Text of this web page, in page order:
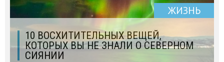
ЖИЗНЬ
10 ВОСХИТИТЕЛЬНЫХ ВЕЩЕЙ,
КОТОРЫХ ВЫ НЕ ЗНАЛИ О СЕВЕРНОМ
СИЯНИИ